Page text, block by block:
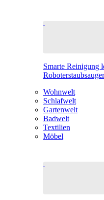
Smarte Reinigung
Wohnwelt
Schlafwelt
Gartenwelt
Badwelt
Textilien
Möbel